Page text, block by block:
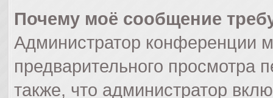
Почему моё сообщение
Администратор конференции
предварительного просмотра
также, что администратор